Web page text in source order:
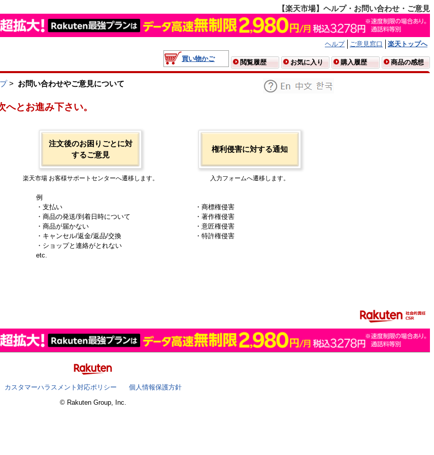
【楽天市場】ヘルプ・お問い合わせ・ご意見
ヘルプ ご意見窓口
楽天トップへ
買い物かご
閲覧履歴 お気に入り 購入履歴 商品の感想
> お問い合わせやご意見について
とお進み下さい。
注文後のお困りごとに対
するご意見
楽天市場 お客様サポートセンターへ遷移します。
例
・支払い
・商品の発送/到着日時について
・商品が届かない
・キャンセル/返金/返品/交換
・ショップと連絡がとれない
etc.
権利侵害に対する通知
入力フォームへ遷移します。
・商標権侵害
・著作権侵害
・意匠権侵害
・特許権侵害
カスタマーハラスメント対応ポリシー
個人情報保護方針
© Rakuten Group, Inc.